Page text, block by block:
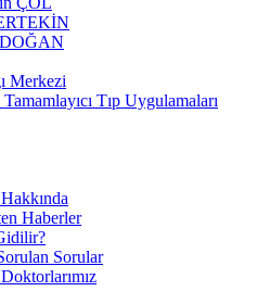
Merkezi
Tıp Uygulamaları
Haberler
Sorular